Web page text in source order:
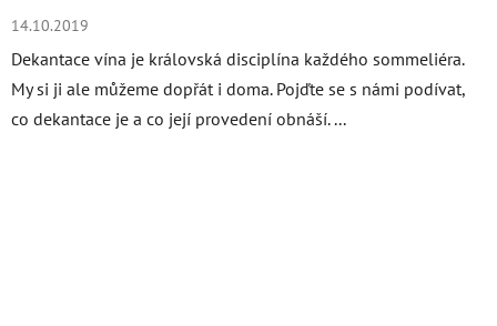
14.10.2019
Dekantace vína je královská disciplína každého sommeliéra.
My si ji ale můžeme dopřát i doma. Pojďte se s námi podívat,
co dekantace je a co její provedení obnáší. ...